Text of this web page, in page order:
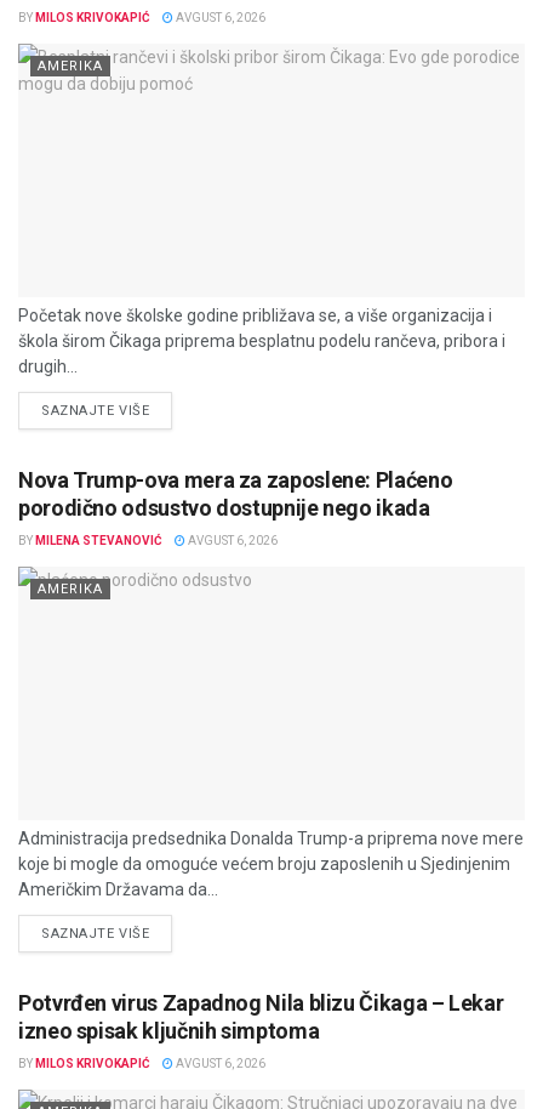
BY MILOS KRIVOKAPIĆ AVGUST 6, 2026
AMERIKA
Početak nove školske godine približava se, a više organizacija i
škola širom Čikaga priprema besplatnu podelu rančeva, pribora i
drugih...
SAZNAJTE VIŠEDETAILS
Nova Trump-ova mera za zaposlene: Plaćeno
porodično odsustvo dostupnije nego ikada
BY MILENA STEVANOVIĆ AVGUST 6, 2026
AMERIKA
Administracija predsednika Donalda Trump-a priprema nove mere
koje bi mogle da omoguće većem broju zaposlenih u Sjedinjenim
Američkim Državama da...
SAZNAJTE VIŠEDETAILS
Potvrđen virus Zapadnog Nila blizu Čikaga – Lekar
izneo spisak ključnih simptoma
BY MILOS KRIVOKAPIĆ AVGUST 6, 2026